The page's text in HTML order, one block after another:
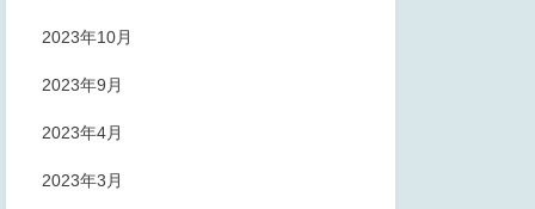
2023年10月
2023年9月
2023年4月
2023年3月